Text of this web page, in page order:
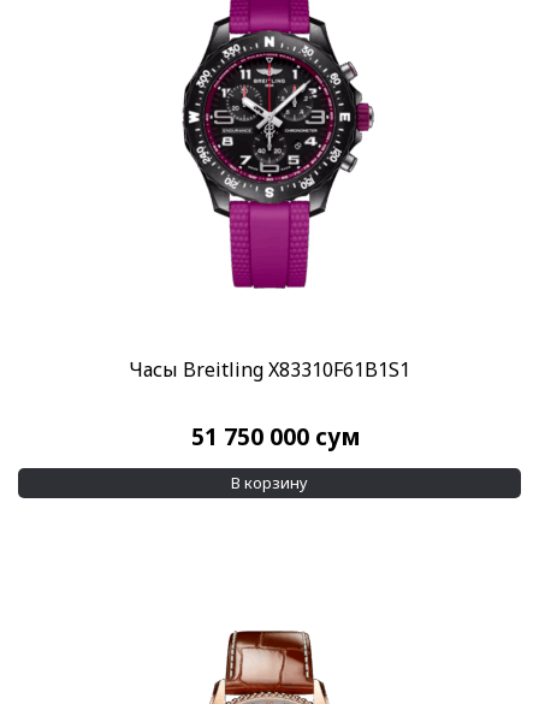
Часы Breitling X83310F61B1S1
51 750 000 сум
В корзину